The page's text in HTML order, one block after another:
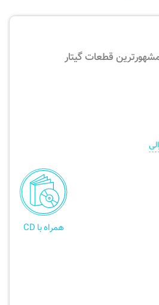
نی، فلوت، سازهای بادی
تئوری، هارمونی، فرم، تاریخ
ارسال سفارش
پیگیری سفارش
همراه با CD